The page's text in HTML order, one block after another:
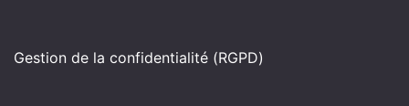
Gestion de la confidentialité (RGPD)